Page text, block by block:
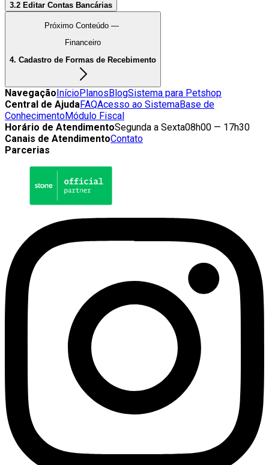
3.2 Editar Contas Bancárias
Próximo Conteúdo —
Financeiro
4. Cadastro de Formas de Recebimento
NavegaçãoInícioPlanosBlogSistema para Petshop
Central de AjudaFAQAcesso ao SistemaBase de
ConhecimentoMódulo Fiscal
Horário de AtendimentoSegunda a Sexta08h00 — 17h30
Canais de AtendimentoContato
Parcerias